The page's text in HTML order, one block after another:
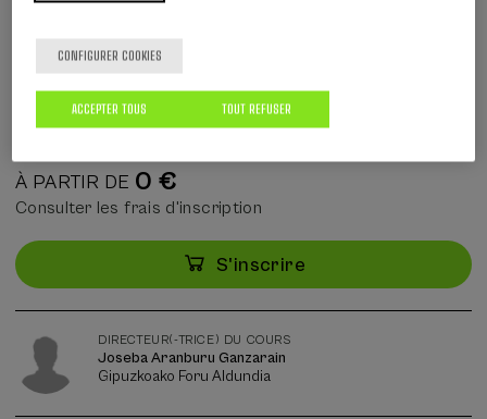
À PARTIR DE 0 €
Consulter les frais d'inscription
S'inscrire
Dernières
places
Date d'échéance
Liste
d'attente
Enrollment deadline completed
Directeur(-
trice)
cours
DIRECTEUR(-TRICE) DU COURS
Joseba Aranburu Ganzarain
Gipuzkoako Foru Aldundia
CONFIGURER COOKIES
TOUT REFUSER
ACCEPTER TOUS